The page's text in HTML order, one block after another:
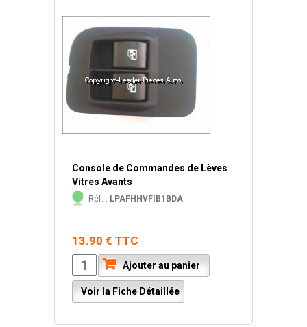
Console de Commandes de Lèves
Vitres Avants
Réf. : LPAFHHVFIB1BDA
13.90 € TTC
Ajouter au panier
Voir la Fiche Détaillée